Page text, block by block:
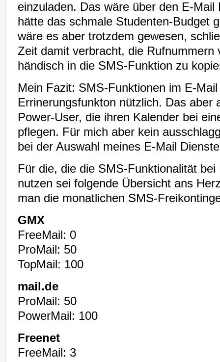
einzuladen. Das wäre über den E-Mail
hätte das schmale Studenten-Budget
wäre es aber trotzdem gewesen,
Zeit damit verbracht, die Rufnummern
händisch in die SMS-Funktion zu
Mein Fazit: SMS-Funktionen im E-
Errinerungsfunkton nützlich. Das aber
Power-User, die ihren Kalender bei
pflegen. Für mich aber kein
bei der Auswahl meines E-Mail
Für die, die die SMS-Funktionalität bei
nutzen sei folgende Übersicht ans
man die monatlichen SMS-
GMX
FreeMail: 0
ProMail: 50
TopMail: 100
mail.de
ProMail: 50
PowerMail: 100
Freenet
FreeMail: 3